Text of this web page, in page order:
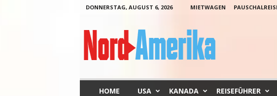
DONNERSTAG, AUGUST 6, 2026 MIETWAGEN
HOME USA KANADA REISEFÜHRER